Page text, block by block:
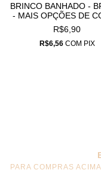
BRINCO BANHADO -
- MAIS OPÇÕES DE
NAS FOTOS
R$6,90
R$6,56 COM PIX
PARA COMPRAS